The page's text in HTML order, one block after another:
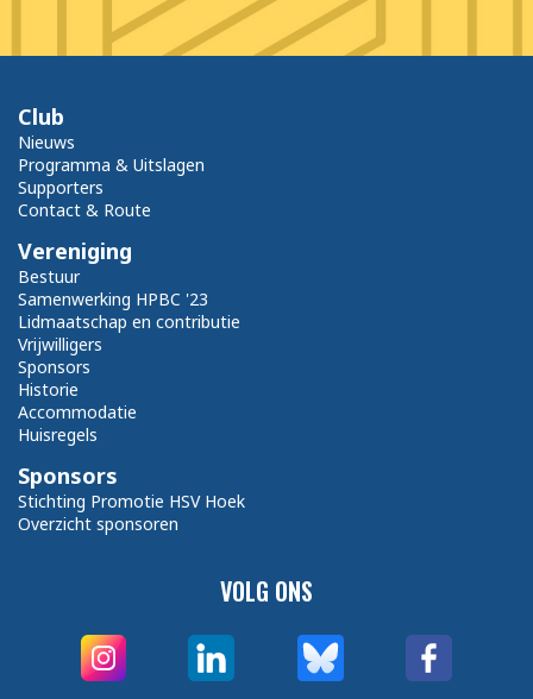
VOLG ONS
Club
Nieuws
Programma & Uitslagen
Supporters
Contact & Route
Vereniging
Bestuur
Samenwerking HPBC '23
Lidmaatschap en contributie
Vrijwilligers
Sponsors
Historie
Accommodatie
Huisregels
Sponsors
Stichting Promotie HSV Hoek
Overzicht sponsoren